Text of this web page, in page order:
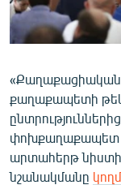
ՏՏ ԵՒ ԻՆՏԵՐՆԵՏ
ԱՐԽԻՎ
ՏԵՍԱՆՅՈՒԹԵՐ
ԲԱՆԱՎԵՃ
ՁԳՏԵԼՈՎ
«Քաղաքացիական
քաղաքապետի
փոխքաղաքապետ
արտահերթ
նշանակմանը